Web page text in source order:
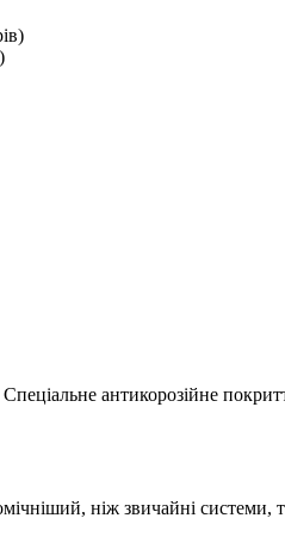
Спеціальне антикорозійне
ніж звичайні системи,